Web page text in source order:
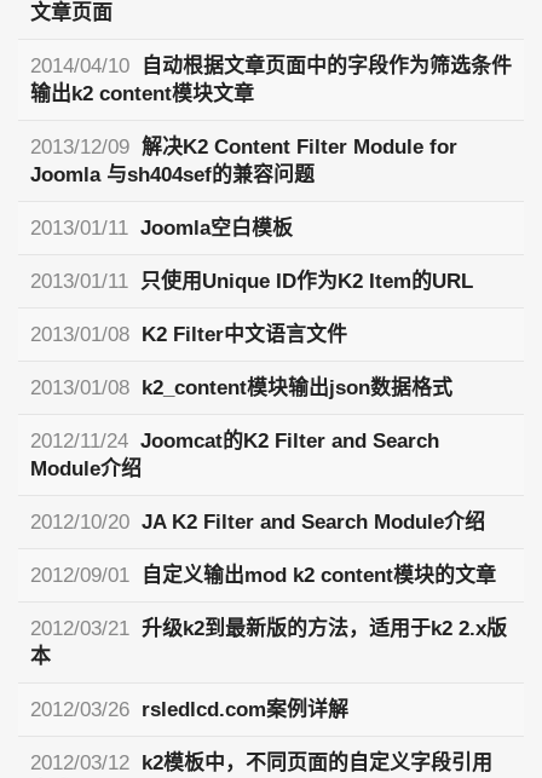
文章页面
2014/04/10
自动根据文章页面中的字段作为筛选条件
输出k2 content模块文章
2013/12/09 解决K2 Content Filter Module for
Joomla 与sh404sef的兼容问题
2013/01/11 Joomla空白模板
2013/01/11 只使用Unique ID作为K2 Item的URL
2013/01/08 K2 Filter中文语言文件
2013/01/08 k2_content模块输出json数据格式
2012/11/24 Joomcat的K2 Filter and Search
Module介绍
2012/10/20 JA K2 Filter and Search Module介绍
2012/09/01 自定义输出mod k2 content模块的文章
2012/03/21 升级k2到最新版的方法，适用于k2 2.x版
本
2012/03/26 rsledlcd.com案例详解
2012/03/12 k2模板中，不同页面的自定义字段引用